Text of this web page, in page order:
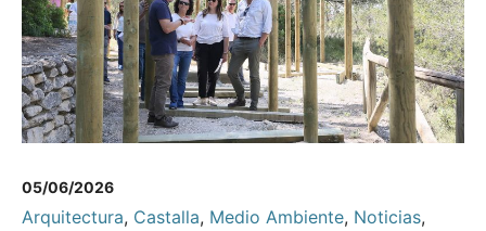
05/06/2026
Arquitectura, Castalla, Medio Ambiente, Noticias,